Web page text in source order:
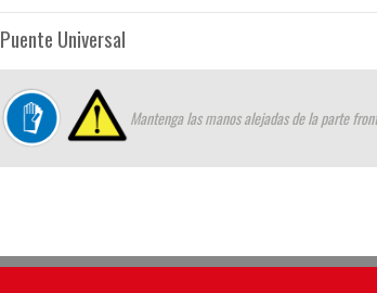
Puente Universal
Mantenga las manos alejadas de la parte